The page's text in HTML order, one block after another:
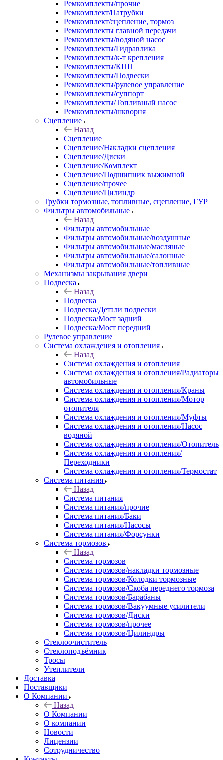
Ремкомплекты/прочие
Ремкомплект/Патрубки
Ремкомплект/сцепление, тормоз
Ремкомплекты главной передачи
Ремкомплекты/водяной насос
Ремкомплекты/Гидравлика
Ремкомплекты/к-т крепления
Ремкомплекты/КПП
Ремкомплекты/Подвески
Ремкомплекты/рулевое управление
Ремкомплекты/суппорт
Ремкомплекты/Топливный насос
Ремкомплекты/шкворня
Сцепление
Назад
Сцепление
Сцепление/Накладки сцепления
Сцепление/Диски
Сцепление/Комплект
Сцепление/Подшипник выжимной
Сцепление/прочее
Сцепление/Цилиндр
Трубки тормозные, топливные, сцепление, ГУР
Фильтры автомобильные
Назад
Фильтры автомобильные
Фильтры автомобильные/воздушные
Фильтры автомобильные/масляные
Фильтры автомобильные/салонные
Фильтры автомобильные/топливные
Механизмы закрывания двери
Подвеска
Назад
Подвеска
Подвеска/Детали подвески
Подвеска/Мост задний
Подвеска/Мост передний
Рулевое управление
Система охлаждения и отопления
Назад
Система охлаждения и отопления
Система охлаждения и отопления/Радиаторы
автомобильные
Система охлаждения и отопления/Краны
Система охлаждения и отопления/Мотор
отопителя
Система охлаждения и отопления/Муфты
Система охлаждения и отопления/Насос
водяной
Система охлаждения и отопления/Отопитель
Система охлаждения и отопления/
Переходники
Система охлаждения и отопления/Термостат
Система питания
Назад
Система питания
Система питания/прочие
Система питания/Баки
Система питания/Насосы
Система питания/Форсунки
Система тормозов
Назад
Система тормозов
Система тормозов/накладки тормозные
Система тормозов/Колодки тормозные
Система тормозов/Скоба переднего тормоза
Система тормозов/Барабаны
Система тормозов/Вакуумные усилители
Система тормозов/Диски
Система тормозов/прочее
Система тормозов/Цилиндры
Стеклоочиститель
Стеклоподъёмник
Тросы
Утеплители
Доставка
Поставщики
О Компании
Назад
О Компании
О компании
Новости
Лицензии
Сотрудничество